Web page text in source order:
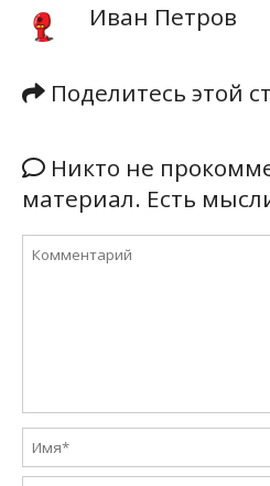
Иван Петров
Поделитесь этой
Никто не
материал. Есть